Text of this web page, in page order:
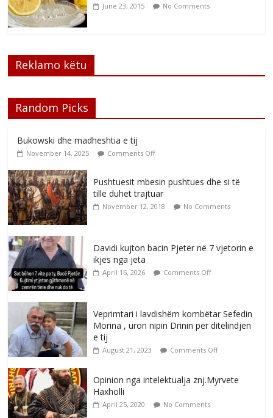
June 23, 2015 No Comments
Reklamo këtu
Random Picks
Bukowski dhe madheshtia e tij
November 14, 2025 Comments Off
Pushtuesit mbesin pushtues dhe si të
tillë duhet trajtuar
November 12, 2018 No Comments
Davidi kujton bacin Pjetër në 7 vjetorin e
ikjes nga jeta
April 16, 2026 Comments Off
Veprimtari i lavdishëm kombëtar Sefedin
Morina , uron nipin Drinin për ditëlindjen
e tij
August 21, 2023 Comments Off
Opinion nga intelektualja znj.Myrvete
Haxholli
April 25, 2020 No Comments